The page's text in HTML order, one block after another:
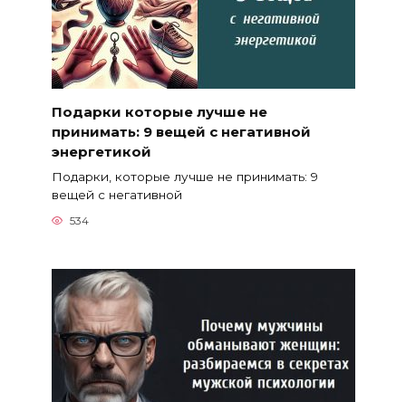
Подарки которые лучше не
принимать: 9 вещей с негативной
энергетикой
Подарки, которые лучше не принимать: 9
вещей с негативной
534